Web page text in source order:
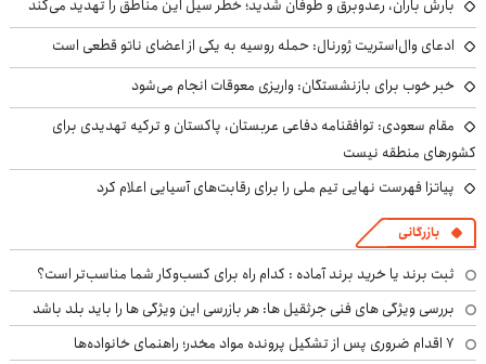
بارش باران، رعدوبرق و طوفان شدید؛ خطر سیل این مناطق را تهدید می‌کند
ادعای وال‌استریت ژورنال: حمله روسیه به یکی از اعضای ناتو قطعی است
خبر خوب برای بازنشستگان: واریزی معوقات انجام می‌شود
مقام سعودی: توافقنامه دفاعی عربستان، پاکستان و ترکیه تهدیدی برای
کشورهای منطقه نیست
پیاتزا فهرست نهایی تیم ملی را برای رقابت‌های آسیایی اعلام کرد
بازرگانی
ثبت برند یا خرید برند آماده : کدام راه برای کسب‌وکار شما مناسب‌تر است؟
بررسی ویژگی های فنی جرثقیل ها: هر بازرسی این ویژگی ها را باید بلد باشد
۷ اقدام ضروری پس از تشکیل پرونده مواد مخدر؛ راهنمای خانواده‌ها